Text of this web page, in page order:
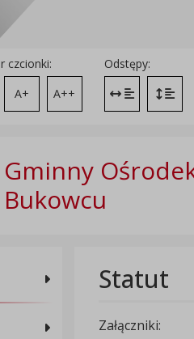
czcionki:
A+ A++
Odstępy:
Zmień
Gminny
Bukowcu
Statut
Załączniki: